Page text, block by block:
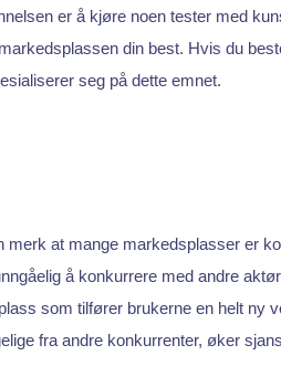
er å kjøre noen tester med
din best. Hvis du
seg på dette emnet.
merk at mange markedsplasser er
å konkurrere med andre
som tilfører brukerne en helt ny
fra andre konkurrenter, øker